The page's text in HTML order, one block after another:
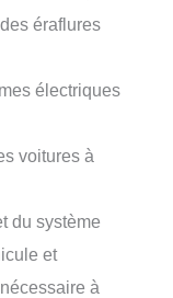
éraflures
électriques
voitures à
du système
et
à